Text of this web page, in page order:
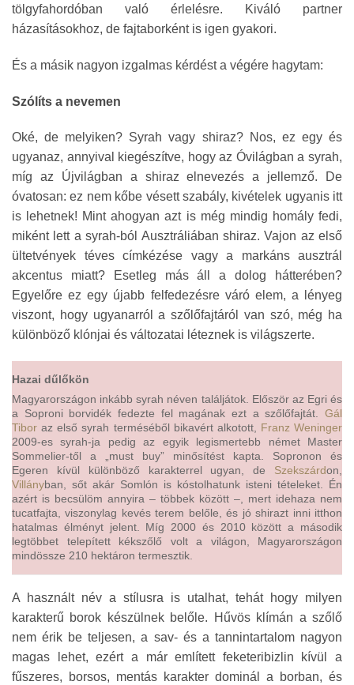
tölgyfahordóban való érlelésre. Kiváló partner
házasításokhoz, de fajtaborként is igen gyakori.
És a másik nagyon izgalmas kérdést a végére hagytam:
Szólíts a nevemen
Oké, de melyiken? Syrah vagy shiraz? Nos, ez egy és
ugyanaz, annyival kiegészítve, hogy az Óvilágban a syrah,
míg az Újvilágban a shiraz elnevezés a jellemző. De
óvatosan: ez nem kőbe vésett szabály, kivételek ugyanis itt
is lehetnek! Mint ahogyan azt is még mindig homály fedi,
miként lett a syrah-ból Ausztráliában shiraz. Vajon az első
ültetvények téves címkézése vagy a markáns ausztrál
akcentus miatt? Esetleg más áll a dolog hátterében?
Egyelőre ez egy újabb felfedezésre váró elem, a lényeg
viszont, hogy ugyanarról a szőlőfajtáról van szó, még ha
különböző klónjai és változatai léteznek is világszerte.
Hazai dűlőkön
Magyarországon inkább syrah néven találjátok. Először az Egri és
a Soproni borvidék fedezte fel magának ezt a szőlőfajtát. Gál
Tibor az első syrah terméséből bikavért alkotott, Franz Weninger
2009-es syrah-ja pedig az egyik legismertebb német Master
Sommelier-től a „must buy” minősítést kapta. Sopronon és
Egeren kívül különböző karakterrel ugyan, de Szekszárdon,
Villányban, sőt akár Somlón is kóstolhatunk isteni tételeket. Én
azért is becsülöm annyira – többek között –, mert idehaza nem
tucatfajta, viszonylag kevés terem belőle, és jó shirazt inni itthon
hatalmas élményt jelent. Míg 2000 és 2010 között a második
legtöbbet telepített kékszőlő volt a világon, Magyarországon
mindössze 210 hektáron termesztik.
A használt név a stílusra is utalhat, tehát hogy milyen
karakterű borok készülnek belőle. Hűvös klímán a szőlő
nem érik be teljesen, a sav- és a tannintartalom nagyon
magas lehet, ezért a már említett feketeribizlin kívül a
fűszeres, borsos, mentás karakter dominál a borban, és